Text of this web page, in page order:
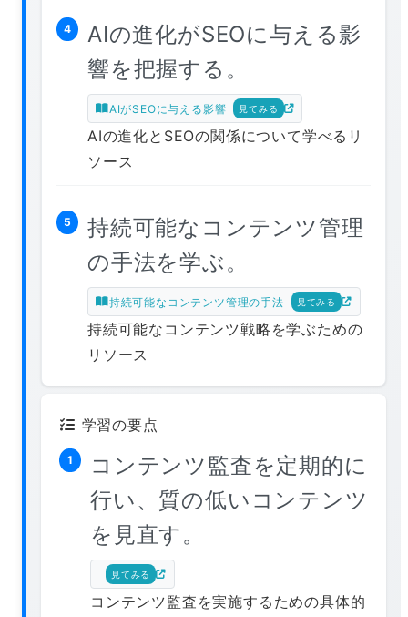
4
AIの進化がSEOに与える影
響を把握する。
AIがSEOに与える影響 見てみる
AIの進化とSEOの関係について学べるリ
ソース
5
持続可能なコンテンツ管理
の手法を学ぶ。
持続可能なコンテンツ管理の手法 見てみる
持続可能なコンテンツ戦略を学ぶための
リソース
学習の要点
1
コンテンツ監査を定期的に
行い、質の低いコンテンツ
を見直す。
見てみる
コンテンツ監査を実施するための具体的